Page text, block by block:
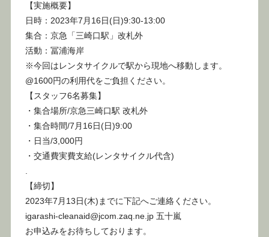
【実施概要】
日時：2023年7月16日(日)9:30‐13:00
集合：京急「三崎口駅」改札外
活動：冨浦海岸
※今回はレンタサイクルで駅から現地へ移動します。
@1600円の利用代をご負担ください。
【スタッフ6名募集】
・集合場所/京急三崎口駅 改札外
・集合時間/7月16日(日)9:00
・日当/3,000円
・交通費実費支給(レンタサイクル代含)
.
【締切】
2023年7月13日(木)までに下記へご連絡ください。
igarashi-cleanaid@jcom.zaq.ne.jp 五十嵐
お申込みをお待ちしております。